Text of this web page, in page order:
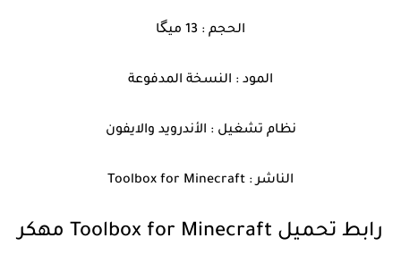
الحجم : 13 ميگا
المود : النسخة المدفوعة
نظام تشغيل : الأندرويد والايفون
الناشر : Toolbox for Minecraft
رابط تحميل Toolbox for Minecraft مهكر